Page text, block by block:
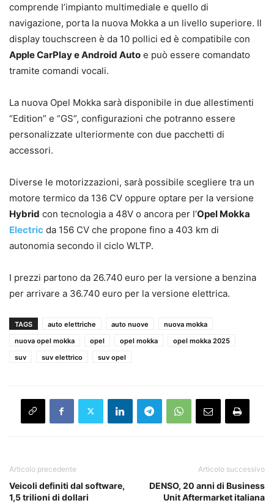
comprende l’impianto multimediale e quello di
navigazione, porta la nuova Mokka a un livello superiore. Il
display touchscreen è da 10 pollici ed è compatibile con
Apple CarPlay e Android Auto e può essere comandato
tramite comandi vocali.
La nuova Opel Mokka sarà disponibile in due allestimenti
“Edition” e “GS”, configurazioni che potranno essere
personalizzate ulteriormente con due pacchetti di
accessori.
Diverse le motorizzazioni, sarà possibile scegliere tra un
motore termico da 136 CV oppure optare per la versione
Hybrid con tecnologia a 48V o ancora per l’Opel Mokka
Electric da 156 CV che propone fino a 403 km di
autonomia secondo il ciclo WLTP.
I prezzi partono da 26.740 euro per la versione a benzina
per arrivare a 36.740 euro per la versione elettrica.
TAGS auto elettriche auto nuove
nuova mokka
nuova opel mokka
opel opel mokka
opel mokka 2025
suv
suv elettrico suv opel
Articolo precedente
Veicoli definiti dal software,
1,5 trilioni di dollari
Articolo successivo
DENSO, 20 anni di Business
Unit Aftermarket italiana